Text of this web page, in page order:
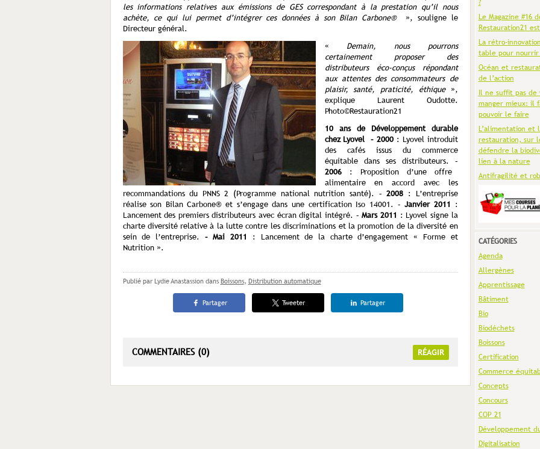
les informations relatives aux émissions de GES correspondant à la prestation qu’il nous
achète, ce qui lui permet d’intégrer ces données à son Bilan Carbone®», souligne le
Directeur général.
« Demain, nous pourrons
certainement proposer des
distributeurs éco-conçus répondant
aux attentes des consommateurs de
plaisir, santé, praticité, éthique»,
explique Laurent Oudotte.
Photo©Restauration21
10 ans de Développement durable
chez Lyovel – 2000 : Lyovel introduit
des cafés issus du commerce
équitable dans ses distributeurs. –
2006 : Proposition d’une offre
alimentaire en accord avec les
recommandations du PNNS 2 (Programme national nutrition santé). –2008 : L’entreprise
réalise son Bilan Carbone® et s’engage dans une certification Iso 14001. –Janvier 2011 :
Lancement des premiers distributeurs avec écran digital intégré. –Mars 2011 : Lyovel signe la
charte diversité relative à la lutte contre les discriminations et la promotion de la diversité en
sein de l’entreprise. – Mai 2011 : Lancement de la charte d’engagement « Forme et
Nutrition ».
Publié par Lydie Anastassion dans Boissons, Distribution automatique
Partager Tweeter Partager
COMMENTAIRES (0) RÉAGIR
?
Le Magazine #16
Restauration21
La rétro-
table pour
Océan et
de l’action
Il ne suffit pas de
manger mieux: il
pouvoir le faire
L’alimentation et
restauration, sur
défendre la
lien à la nature
Antifragilité et
CATÉGORIES
Agenda
Allergènes
Apprentissage
Bâtiment
Bio
Biodéchets
Boissons
Certification
Commerce
Concepts
Concours
COP 21
Développement
Digitalisation